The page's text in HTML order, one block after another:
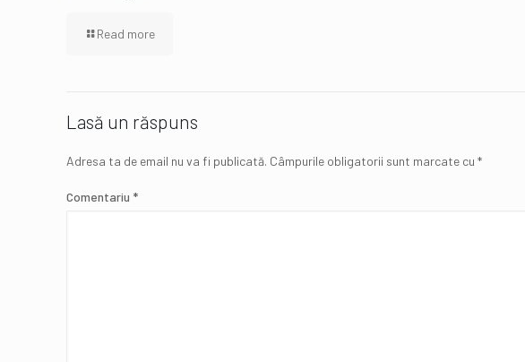
Read more
Lasă un răspuns
Adresa ta de email nu va fi publicată. Câmpurile obligatorii sunt marcate cu *
Comentariu *